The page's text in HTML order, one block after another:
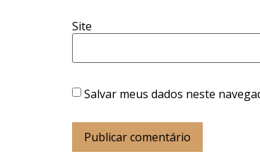
Site
Salvar meus dados neste